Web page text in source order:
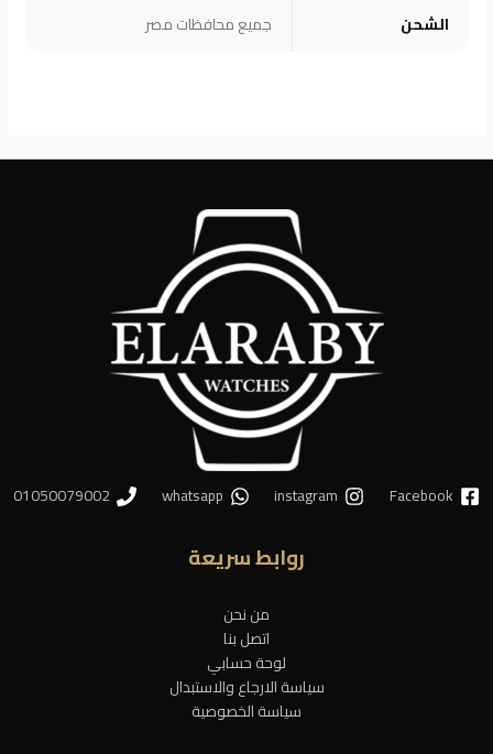
الشحن
جميع محافظات مصر
Facebook
instagram
whatsapp
01050079002
روابط سريعة
من نحن
اتصل بنا
لوحة حسابي
سياسة الارجاع والاستبدال
سياسة الخصوصية